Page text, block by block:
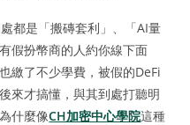
都是「搬磚套利」、「AI量
假扮幣商的人約你線下面
繳了不少學費，被假的DeFi
來才搞懂，與其到處打聽明
什麼像CH加密中心學院這種